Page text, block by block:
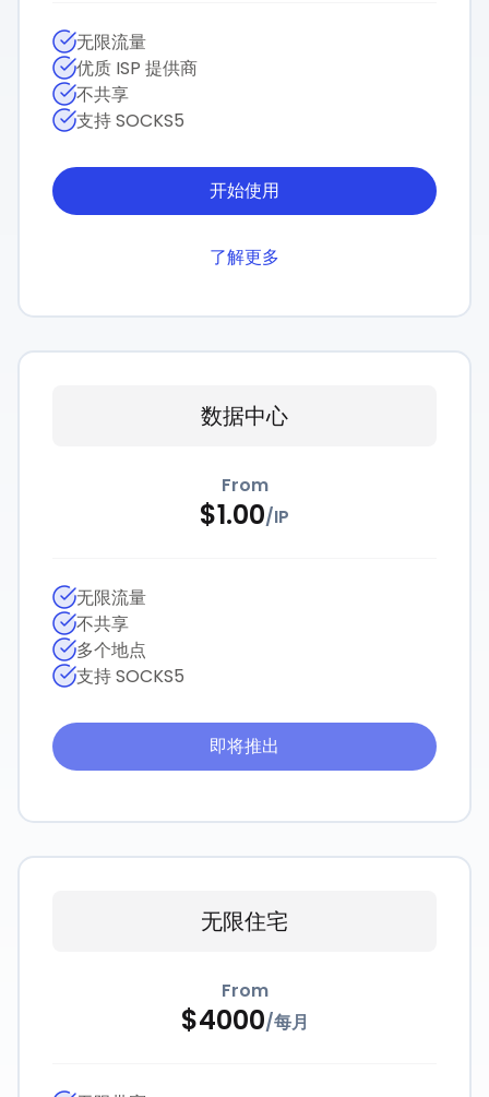
无限流量
优质 ISP 提供商
不共享
支持 SOCKS5
开始使用
了解更多
数据中心
From
$1.00/IP
无限流量
不共享
多个地点
支持 SOCKS5
即将推出
无限住宅
From
$4000/每月